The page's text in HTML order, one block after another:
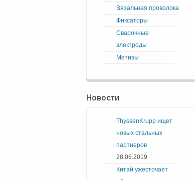
Вязальная проволока
Фиксаторы
Сварочные
электроды
Метизы
Новости
ThyssenKrupp ищет
новых стальных
партнеров
28.06.2019
Китай ужесточает